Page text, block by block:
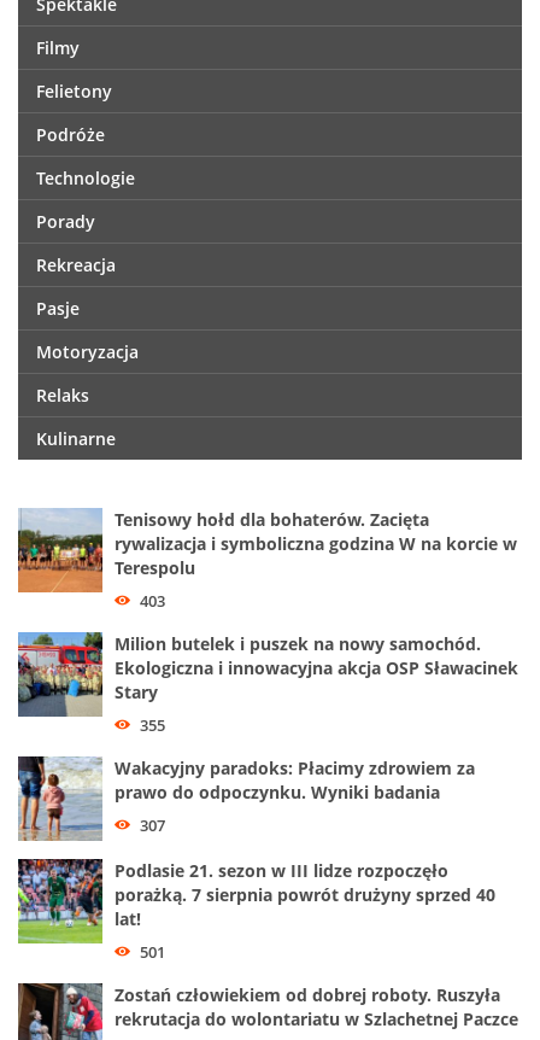
Filmy
Felietony
Podróże
Technologie
Porady
Rekreacja
Pasje
Motoryzacja
Relaks
Kulinarne
Tenisowy hołd dla bohaterów. Zacięta
rywalizacja i symboliczna godzina W na korcie w
Terespolu
403
Milion butelek i puszek na nowy samochód.
Ekologiczna i innowacyjna akcja OSP Sławacinek
Stary
355
Wakacyjny paradoks: Płacimy zdrowiem za
prawo do odpoczynku. Wyniki badania
307
Podlasie 21. sezon w III lidze rozpoczęło
porażką. 7 sierpnia powrót drużyny sprzed 40
lat!
501
Zostań człowiekiem od dobrej roboty. Ruszyła
rekrutacja do wolontariatu w Szlachetnej Paczce